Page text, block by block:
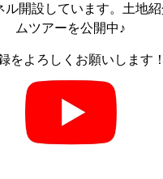
ル開設しています。土地
ムツアーを公開中♪
をよろしくお願いします！